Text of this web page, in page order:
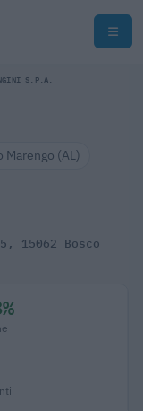
S.P.A.
Marengo (AL)
15062 Bosco